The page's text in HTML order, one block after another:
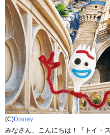
(C)Disney
みなさん、こんにちは！『トイ・